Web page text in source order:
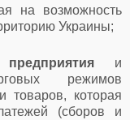
на возможность
Украины;
предприятия и
режимов
товаров, которая
(сборов и